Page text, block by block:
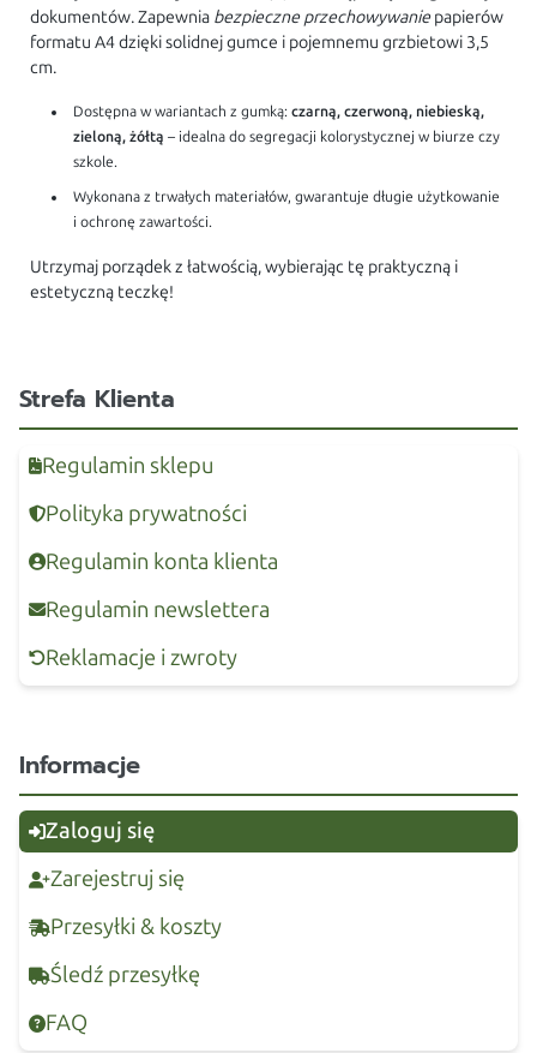
dokumentów. Zapewnia bezpieczne przechowywaniepapierów
formatu A4 dzięki solidnej gumce i pojemnemu grzbietowi 3,5
cm.
Dostępna w wariantach z gumką:czarną, czerwoną, niebieską,
zieloną, żółtą – idealna do segregacji kolorystycznej w biurze czy
szkole.
Wykonana z trwałych materiałów, gwarantuje długie użytkowanie
i ochronę zawartości.
Utrzymaj porządek z łatwością, wybierając tę praktyczną i
estetyczną teczkę!
Strefa Klienta
Regulamin sklepu
Polityka prywatności
Regulamin konta klienta
Regulamin newslettera
Reklamacje i zwroty
Informacje
Zaloguj się
Zarejestruj się
Przesyłki & koszty
Śledź przesyłkę
FAQ